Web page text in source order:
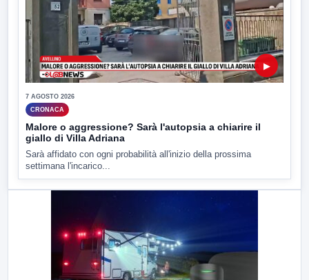
▶
7 AGOSTO 2026
CRONACA
Malore o aggressione? Sarà l'autopsia a chiarire il
giallo di Villa Adriana
Sarà affidato con ogni probabilità all'inizio della prossima
settimana l'incarico...